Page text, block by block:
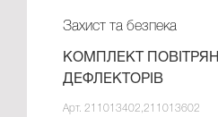
Захист та безпека
КОМПЛЕКТ
ДЕФЛЕКТОРІВ
Арт. 211013402,211013602